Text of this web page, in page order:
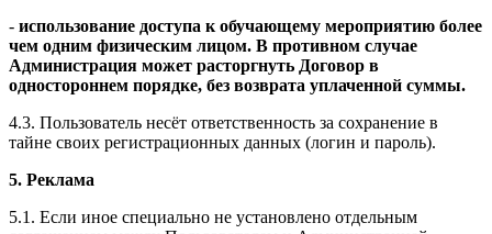
- использование доступа к обучающему мероприятию более
чем одним физическим лицом. В противном случае
Администрация может расторгнуть Договор в
одностороннем порядке, без возврата уплаченной суммы.
4.3. Пользователь несёт ответственность за сохранение в
тайне своих регистрационных данных (логин и пароль).
5. Реклама
5.1. Если иное специально не установлено отдельным